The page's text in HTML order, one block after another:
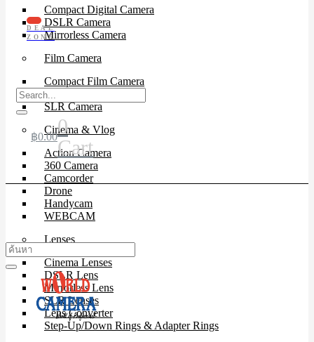
Compact Digital Camera
DSLR Camera
Mirrorless Camera
Film Camera
Compact Film Camera
Instant Camera
SLR Camera
Cinema & Vlog
Action Camera
360 Camera
Camcorder
Drone
Handycam
WEBCAM
Lenses
Cinema Lenses
DSLR Lens
Mirrorless Lens
SLR Lenses
Lens Converter
Step-Up/Down Rings & Adapter Rings
DEAL
ZONE
฿0.000
Cart